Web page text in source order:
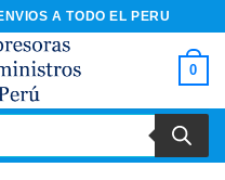
A TODO EL PERU
0